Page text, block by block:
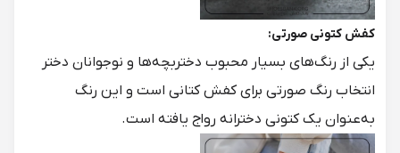
کفش کتونی صورتی:
یکی از رنگ‌های بسیار محبوب دختربچه‌ها و نوجوانان دختر
انتخاب رنگ صورتی برای کفش کتانی است و این رنگ
به‌عنوان یک کتونی دخترانه رواج یافته است.